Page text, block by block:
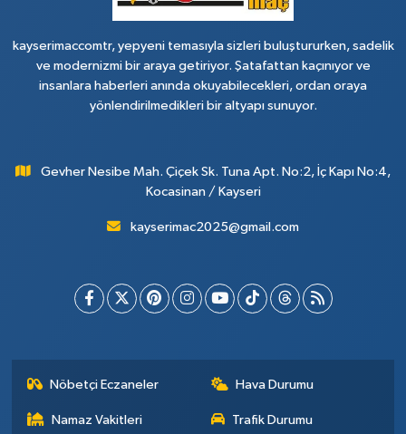
kayserimaccomtr, yepyeni temasıyla sizleri buluştururken, sadelik
ve modernizmi bir araya getiriyor. Şatafattan kaçınıyor ve
insanlara haberleri anında okuyabilecekleri, ordan oraya
yönlendirilmedikleri bir altyapı sunuyor.
Gevher Nesibe Mah. Çiçek Sk. Tuna Apt. No:2, İç Kapı No:4,
Kocasinan / Kayseri
kayserimac2025@gmail.com
Nöbetçi Eczaneler Hava Durumu
Namaz Vakitleri Trafik Durumu